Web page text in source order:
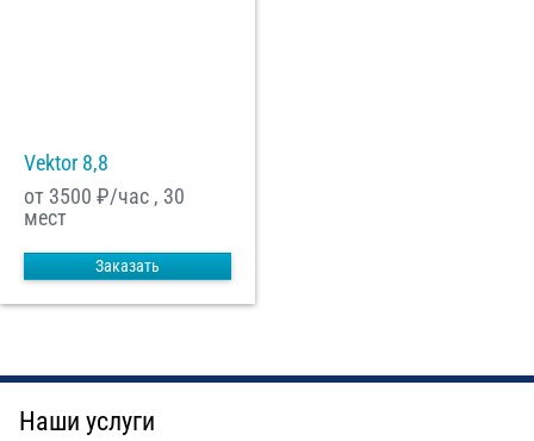
Vektor 8,8
от 3500 ₽/час , 30
мест
Заказать
Наши услуги